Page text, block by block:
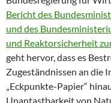
Bericht des
und des
und Reaktorsicherheit
geht hervor, dass es
Zugeständnissen an die
„Eckpunkte-Papier“
Unantastbarkeit von